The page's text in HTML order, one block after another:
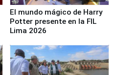
El mundo mágico de Harry
Potter presente en la FIL
Lima 2026